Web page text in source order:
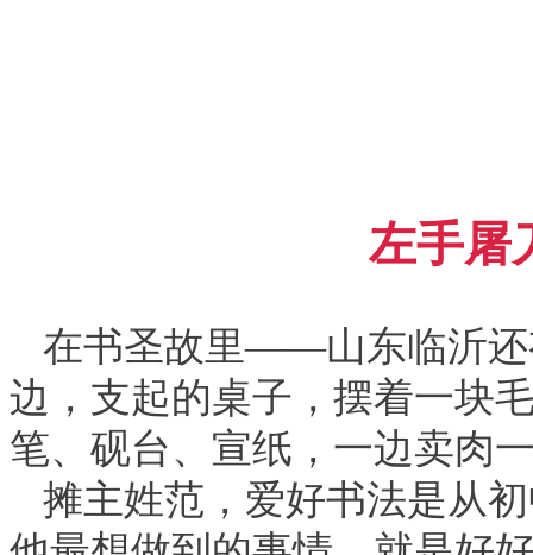
左手屠
在书圣故里——山东临沂还
边，支起的桌子，摆着一块
笔、砚台、宣纸，一边卖肉
摊主姓范，爱好书法是从